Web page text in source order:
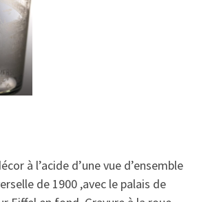
à l’acide d’une vue d’ensemble
de 1900 ,avec le palais de